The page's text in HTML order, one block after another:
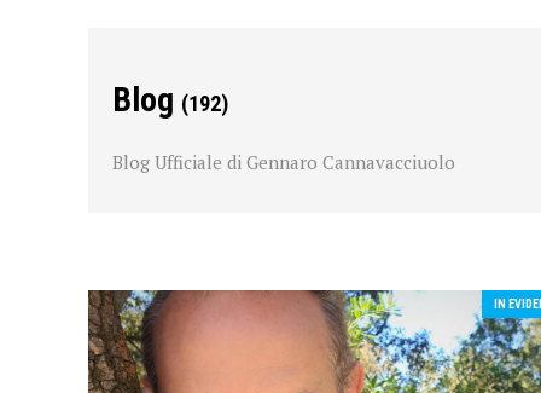
Blog (192)
Blog Ufficiale di Gennaro Cannavacciuolo
IN